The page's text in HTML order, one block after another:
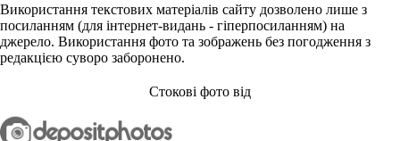
Використання текстових матеріалів сайту дозволено лише з
посиланням (для інтернет-видань - гіперпосиланням) на
джерело. Використання фото та зображень без погодження з
редакцією суворо заборонено.
Стокові фото від